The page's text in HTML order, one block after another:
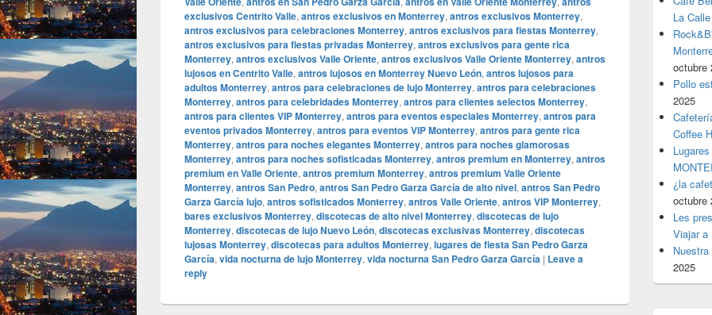
exclusivos Centrito Valle, antros exclusivos en Monterrey, antros exclusivos Monterrey,
antros exclusivos para celebraciones Monterrey, antros exclusivos para fiestas Monterrey,
antros exclusivos para fiestas privadas Monterrey, antros exclusivos para gente rica
Monterrey, antros exclusivos Valle Oriente, antros exclusivos Valle Oriente Monterrey, antros
lujosos en Centrito Valle, antros lujosos en Monterrey Nuevo León, antros lujosos para
adultos Monterrey, antros para celebraciones de lujo Monterrey, antros para celebraciones
Monterrey, antros para celebridades Monterrey, antros para clientes selectos Monterrey,
antros para clientes VIP Monterrey, antros para eventos especiales Monterrey, antros para
eventos privados Monterrey, antros para eventos VIP Monterrey, antros para gente rica
Monterrey, antros para noches elegantes Monterrey, antros para noches glamorosas
Monterrey, antros para noches sofisticadas Monterrey, antros premium en Monterrey, antros
premium en Valle Oriente, antros premium Monterrey, antros premium Valle Oriente
Monterrey, antros San Pedro, antros San Pedro Garza García de alto nivel, antros San Pedro
Garza García lujo, antros sofisticados Monterrey, antros Valle Oriente, antros VIP Monterrey,
bares exclusivos Monterrey, discotecas de alto nivel Monterrey, discotecas de lujo
Monterrey, discotecas de lujo Nuevo León, discotecas exclusivas Monterrey, discotecas
lujosas Monterrey, discotecas para adultos Monterrey, lugares de fiesta San Pedro Garza
García, vida nocturna de lujo Monterrey, vida nocturna San Pedro Garza García | Leave a
reply
La Calle
octubre
Pollo
2025
Coffee
¿la
octubre
Les
Viajar a
2025